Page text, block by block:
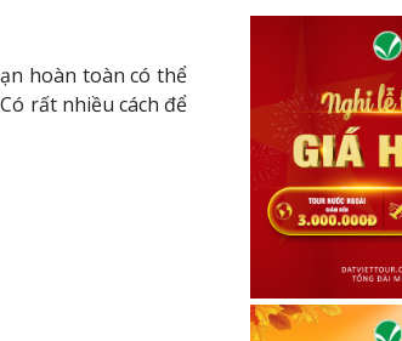
hoàn toàn có thể
rất nhiều cách để